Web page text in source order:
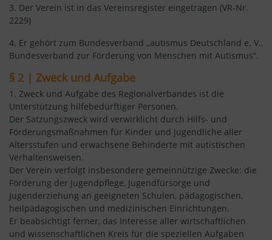
3. Der Verein ist in das Vereinsregister eingetragen (VR-Nr.
2229)
4. Er gehört zum Bundesverband „autismus Deutschland e. V.,
Bundesverband zur Förderung von Menschen mit Autismus“.
§ 2 | Zweck und Aufgabe
1. Zweck und Aufgabe des Regionalverbandes ist die
Unterstützung hilfebedürftiger Personen.
Der Satzungszweck wird verwirklicht durch Hilfs- und
Förderungsmaßnahmen für Kinder und Jugendliche aller
Altersstufen und erwachsene Behinderte mit autistischen
Verhaltensweisen.
Der Verein verfolgt insbesondere gemeinnützige Zwecke: die
Förderung der Jugendpflege, Jugendfürsorge und
Jugenderziehung an geeigneten Schulen, pädagogischen,
heilpädagogischen und medizinischen Einrichtungen.
Er beabsichtigt ferner, das Interesse aller wirtschaftlichen
und wissenschaftlichen Kreis für die speziellen Aufgaben